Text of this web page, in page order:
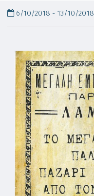
6/10/2018 - 13/10/2018